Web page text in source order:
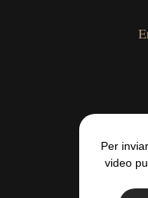
Per
video